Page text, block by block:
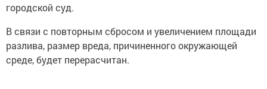
городской суд.
В связи с повторным сбросом и увеличением площади
разлива, размер вреда, причиненного окружающей
среде, будет перерасчитан.